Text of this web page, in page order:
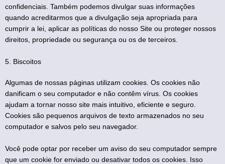
confidenciais. Também podemos divulgar suas informações
quando acreditarmos que a divulgação seja apropriada para
cumprir a lei, aplicar as políticas do nosso Site ou proteger nossos
direitos, propriedade ou segurança ou os de terceiros.
5. Biscoitos
Algumas de nossas páginas utilizam cookies. Os cookies não
danificam o seu computador e não contêm vírus. Os cookies
ajudam a tornar nosso site mais intuitivo, eficiente e seguro.
Cookies são pequenos arquivos de texto armazenados no seu
computador e salvos pelo seu navegador.
Você pode optar por receber um aviso do seu computador sempre
que um cookie for enviado ou desativar todos os cookies. Isso